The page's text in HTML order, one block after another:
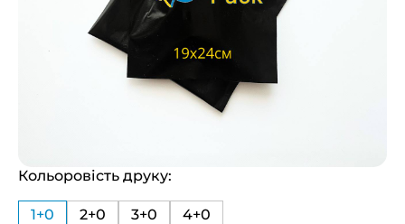
Кольоровість друку:
1+0 2+0 3+0 4+0